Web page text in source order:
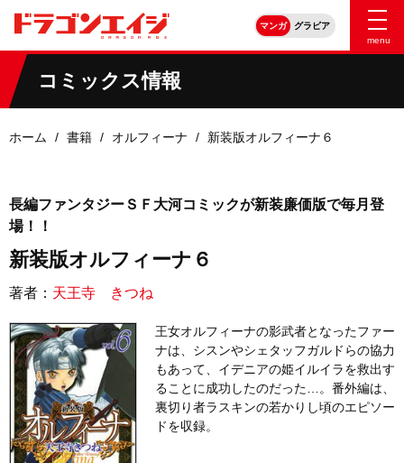
マンガ
グラビア
menu
コミックス情報
ホーム 書籍 オルフィーナ 新装版オルフィーナ６
長編ファンタジーＳＦ大河コミックが新装廉価版で毎月登
場！！
新装版オルフィーナ６
著者： 天王寺 きつね
王女オルフィーナの影武者となったファー
ナは、シスンやシェタッフガルドらの協力
もあって、イデニアの姫イルイラを救出す
ることに成功したのだった…。番外編は、
裏切り者ラスキンの若かりし頃のエピソー
ドを収録。